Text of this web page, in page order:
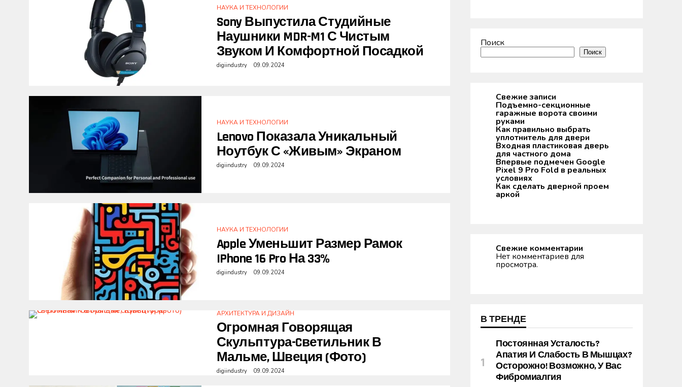
НАУКА И ТЕХНОЛОГИИ
Sony Выпустила Студийные
Наушники MDR-M1 С Чистым
Звуком И Комфортной Посадкой
digiindustry 09.09.2024
НАУКА И ТЕХНОЛОГИИ
Lenovo Показала Уникальный
Ноутбук С «живым» Экраном
digiindustry 09.09.2024
НАУКА И ТЕХНОЛОГИИ
Apple Уменьшит Размер Рамок
IPhone 16 Pro На 33%
digiindustry 09.09.2024
АРХИТЕКТУРА И ДИЗАЙН
Огромная Говорящая
Скульптура-Cветильник В
Мальме, Швеция (фото)
digiindustry 09.09.2024
Поиск
Поиск
Свежие записи
Подъемно-секционные
гаражные ворота своими
руками
Как правильно выбрать
уплотнитель для двери
Входная пластиковая дверь
для частного дома
Впервые подмечен Google
Pixel 9 Pro Fold в реальных
условиях
Как сделать дверной проем
аркой
Свежие комментарии
Нет комментариев для
просмотра.
В ТРЕНДЕ
Постоянная Усталость?
Апатия И Слабость В Мышцах?
Осторожно! Возможно, У Вас
Фибромиалгия